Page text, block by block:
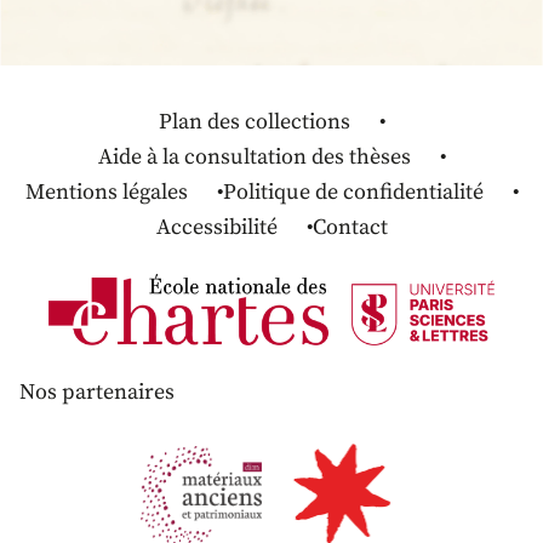
Plan des collections
Aide à la consultation des thèses
Mentions légales
Politique de confidentialité
Accessibilité
Contact
Nos partenaires